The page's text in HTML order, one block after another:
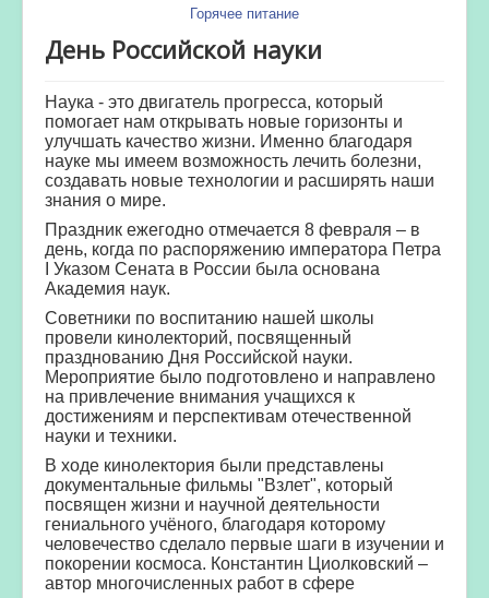
Горячее питание
День Российской науки
Наука - это двигатель прогресса, который
помогает нам открывать новые горизонты и
улучшать качество жизни. Именно благодаря
науке мы имеем возможность лечить болезни,
создавать новые технологии и расширять наши
знания о мире.
Праздник ежегодно отмечается 8 февраля – в
день, когда по распоряжению императора Петра
I Указом Сената в России была основана
Академия наук.
Советники по воспитанию нашей школы
провели кинолекторий, посвященный
празднованию Дня Российской науки.
Мероприятие было подготовлено и направлено
на привлечение внимания учащихся к
достижениям и перспективам отечественной
науки и техники.
В ходе кинолектория были представлены
документальные фильмы "Взлет", который
посвящен жизни и научной деятельности
гениального учёного, благодаря которому
человечество сделало первые шаги в изучении и
покорении космоса. Константин Циолковский –
автор многочисленных работ в сфере